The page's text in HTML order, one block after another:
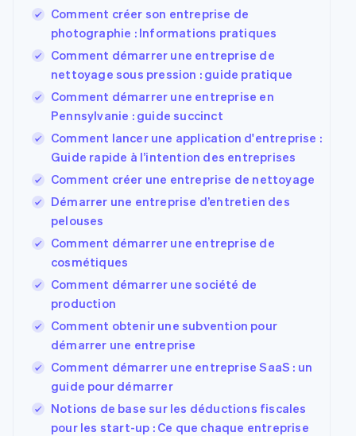
Comment créer son entreprise de
photographie : Informations pratiques
Comment démarrer une entreprise de
nettoyage sous pression : guide pratique
Comment démarrer une entreprise en
Pennsylvanie : guide succinct
Comment lancer une application d'entreprise :
Guide rapide à l’intention des entreprises
Comment créer une entreprise de nettoyage
Démarrer une entreprise d’entretien des
pelouses
Comment démarrer une entreprise de
cosmétiques
Comment démarrer une société de
production
Comment obtenir une subvention pour
démarrer une entreprise
Comment démarrer une entreprise SaaS : un
guide pour démarrer
Notions de base sur les déductions fiscales
pour les start-up : Ce que chaque entreprise